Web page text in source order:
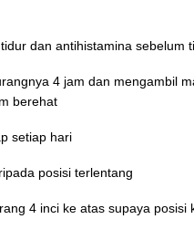
dan antihistamina sebelum
4 jam dan mengambil
berehat
setiap hari
posisi terlentang
4 inci ke atas supaya posisi